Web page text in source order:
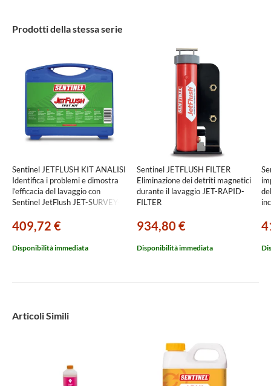
Prodotti della stessa serie
Sentinel JETFLUSH KIT ANALISI
Identifica i problemi e dimostra
l’efficacia del lavaggio con
Sentinel JetFlush JET-SURVEY-
409,72 €
Disponibilità immediata
Sentinel JETFLUSH FILTER
Eliminazione dei detriti magnetici
durante il lavaggio JET-RAPID-
FILTER
934,80 €
Disponibilità immediata
Articoli Simili